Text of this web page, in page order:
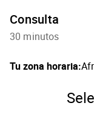
Consulta
30 minutos
Tu zona horaria: